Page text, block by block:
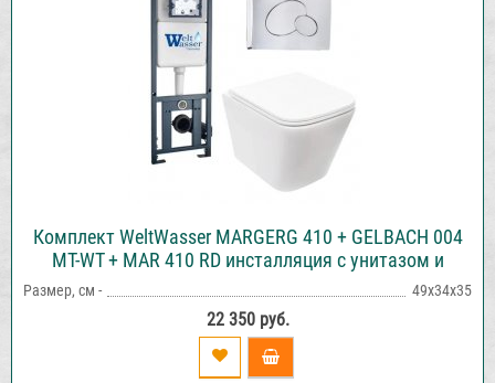
Комплект WeltWasser MARGERG 410 + GELBACH 004
MT-WT + MAR 410 RD инсталляция с унитазом и
Размер, см - 49х34х35
22 350 руб.